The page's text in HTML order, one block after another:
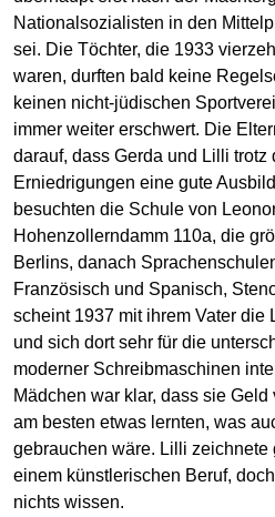
Nationalsozialisten in den
sei. Die Töchter, die 1933
waren, durften bald keine
keinen nicht-jüdischen
immer weiter erschwert. Die
darauf, dass Gerda und Lilli trotz
Erniedrigungen eine gute
besuchten die Schule von
Hohenzollerndamm 110a, die
Berlins, danach
Französisch und Spanisch,
scheint 1937 mit ihrem Vater die
und sich dort sehr für die
moderner Schreibmaschinen
Mädchen war klar, dass sie
am besten etwas lernten, was
gebrauchen wäre. Lilli
einem künstlerischen Beruf,
nichts wissen.